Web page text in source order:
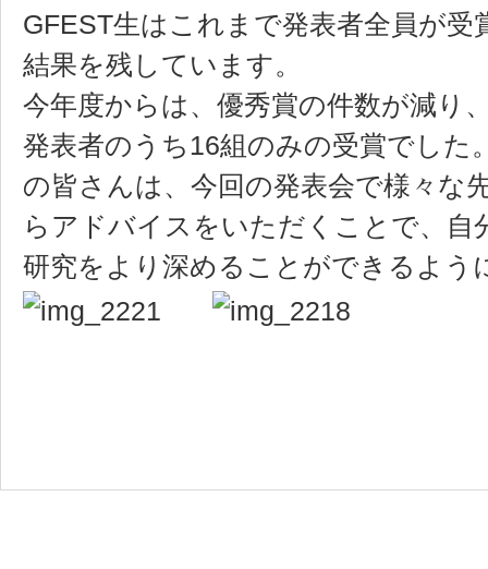
GFEST生はこれまで発表者全員が
結果を残しています。
今年度からは、優秀賞の件数が減り
発表者のうち16組のみの受賞でした
の皆さんは、今回の発表会で様々な
らアドバイスをいただくことで、自
研究をより深めることができるよう